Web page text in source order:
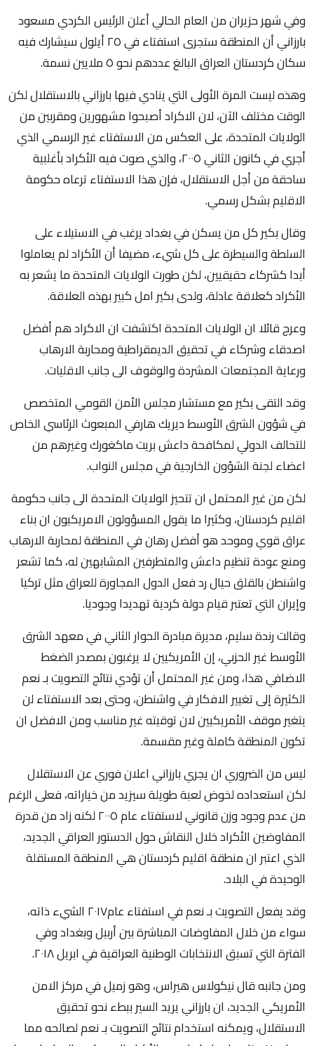
وفي شهر حزيران من العام الحالي أعلن الرئيس الكردي مسعود
بارزاني أن المنطقة ستجرى استفتاء في ٢٥ أيلول سيشارك فيه
سكان كردستان العراق البالغ عددهم نحو ٥ ملايين نسمة.
وهذه ليست المرة الأولى التي ينادي فيها بارزاني بالاستقلال لكن
الوقت مختلف الآن، لان الاكراد أصبحوا مشهورين ومقربين من
الولايات المتحدة، على العكس من الاستفتاء غير الرسمي الذي
أجري في كانون الثاني ٢٠٠٥، والذي صوت فيه الأكراد بأغلبية
ساحقة من أجل الاستقلال، فإن هذا الاستفتاء ترعاه حكومة
الاقليم بشكل رسمي.
وقال بكير كل من يسكن في بغداد يرغب في الاستيلاء على
السلطة والسيطرة على كل شيء، مضيفا أن الأكراد لم يعاملوا
أبدا كشركاء حقيقيين، لكن طورت الولايات المتحدة ما يشعر به
الأكراد كعلاقة عادلة، ولدى بكير امل كبير بهذه العلاقة.
وعرج قائلا ان الولايات المتحدة اكتشفت ان الاكراد هم أفضل
اصدقاء وشركاء في تحقيق الديمقراطية ومحاربة الارهاب
ورعاية المجتمعات المشردة والوقوف الى جانب الاقليات.
وقد التقى بكير مع مستشار مجلس الأمن القومي المتخصص
في شؤون الشرق الأوسط ديريك هارفي المبعوث الرئاسي الخاص
للتحالف الدولي لمكافحة داعش بريت ماكغورك وغيرهم من
اعضاء لجنة الشؤون الخارجية في مجلس النواب.
لكن من غير المحتمل ان تتحيز الولايات المتحدة الى جانب حكومة
اقليم كردستان، وكثيرا ما يقول المسؤولون الامريكيون ان بناء
عراق قوي وموحد هو أفضل رهان في المنطقة لمحاربة الارهاب
ومنع عودة تنظيم داعش والمتطرفين المشابهين له، كما تشعر
واشنطن بالقلق حيال رد فعل الدول المجاورة للعراق مثل تركيا
وإيران التي تعتبر قيام دولة كردية تهديدا وجوديا.
وقالت رندة سليم، مديرة مبادرة الحوار الثاني في معهد الشرق
الأوسط غير الحزبي، إن الأمريكيين لا يرغبون بمصدر الضغط
الاضافي هذا، ومن غير المحتمل أن تؤدي نتائج التصويت بـ نعم
الكثيرة إلى تغيير الافكار في واشنطن، وحتى بعد الاستفتاء لن
يتغير موقف الأمريكيين لان توقيته غير مناسب ومن الافضل ان
تكون المنطقة كاملة وغير مقسمة.
ليس من الضروري ان يجري بارزاني اعلان فوري عن الاستقلال
لكن استعداده لخوض لعبة طويلة سيزيد من خياراته، فعلى الرغم
من عدم وجود وزن قانوني لاستفتاء عام ٢٠٠٥ لكنه زاد من قدرة
المفاوضين الأكراد خلال النقاش حول الدستور العراقي الجديد،
الذي اعتبر ان منطقة اقليم كردستان هي المنطقة المستقلة
الوحيدة في البلاد.
وقد يفعل التصويت بـ نعم في استفتاء عام٢٠١٧ الشيء ذاته،
سواء من خلال المفاوضات المباشرة بين أربيل وبغداد وفي
الفترة التي تسبق الانتخابات الوطنية العراقية في ابريل ٢٠١٨.
ومن جانبه قال نيكولاس هيراس، وهو زميل في مركز الامن
الأمريكي الجديد، ان بارزاني يريد السير ببطء نحو تحقيق
الاستقلال، ويمكنه استخدام نتائج التصويت بـ نعم لصالحه مما